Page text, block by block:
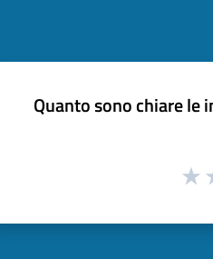
Quanto sono chiare le